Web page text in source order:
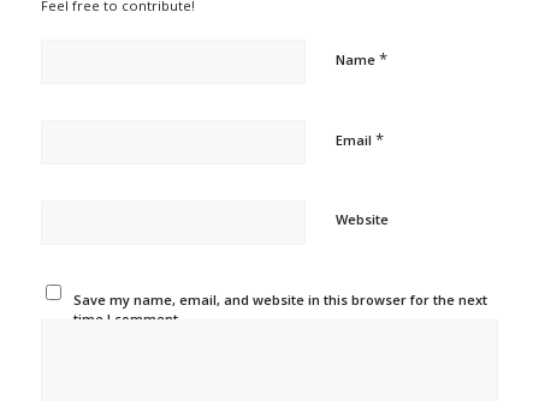
Feel free to contribute!
Name *
Email *
Website
Save my name, email, and website in this browser for the next
time I comment.